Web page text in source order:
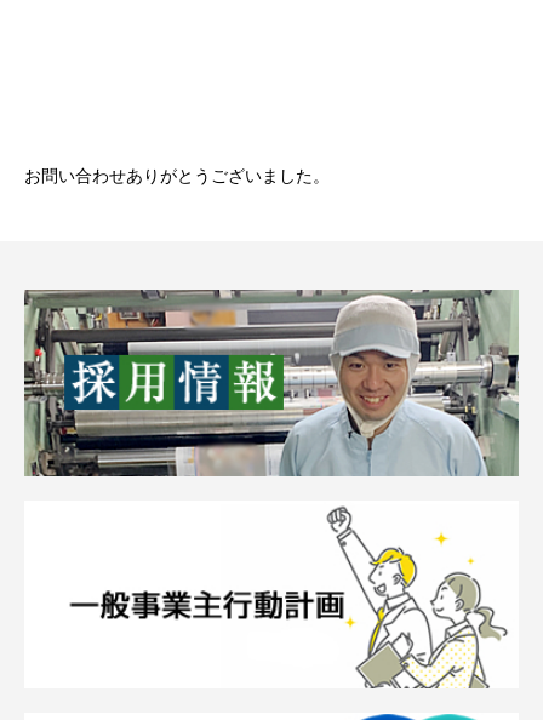
お問い合わせありがとうございました。